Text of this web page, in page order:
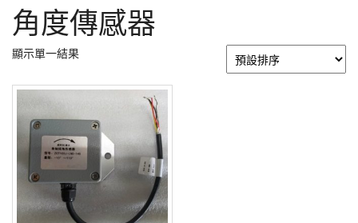
角度傳感器
顯示單一結果